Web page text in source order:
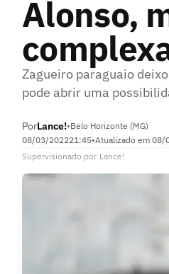
Alonso,
Zagueiro paraguaio
pode abrir uma
PorLance!•Belo Horizonte (MG)
08/03/202221:45•Atualizado em 08/
Supervisionado por Lance!